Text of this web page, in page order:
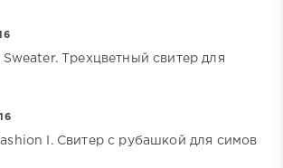
Sweater. Трехцветный свитер для
I. Свитер с рубашкой для симов